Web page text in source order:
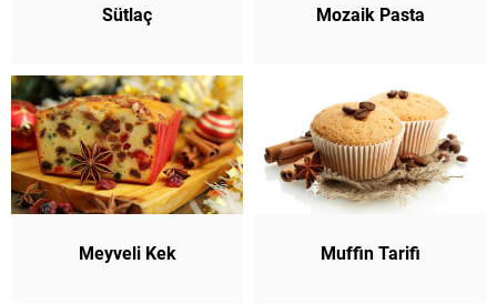
Sütlaç Mozaik Pasta
Meyveli Kek Muffin Tarifi